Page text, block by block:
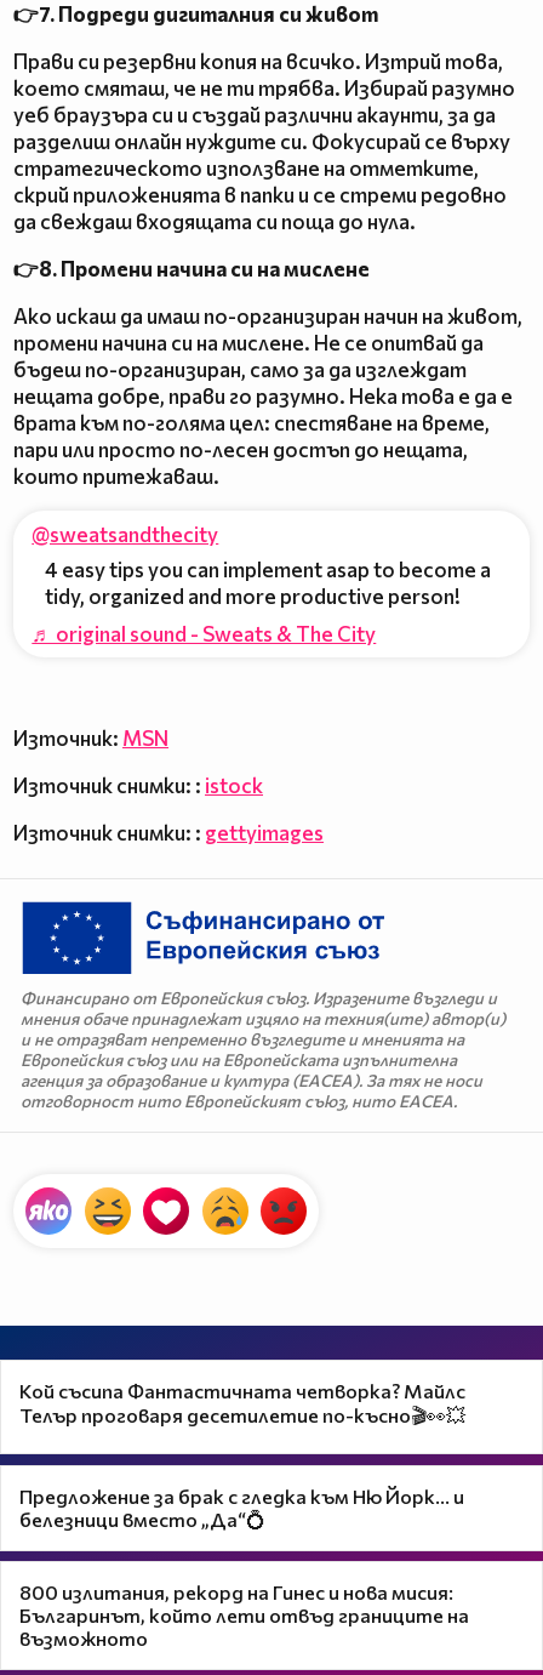
👉7. Подреди дигиталния си живот
Прави си резервни копия на всичко. Изтрий това,
което смяташ, че не ти трябва. Избирай разумно
уеб браузъра си и създай различни акаунти, за да
разделиш онлайн нуждите си. Фокусирай се върху
стратегическото използване на отметките,
скрий приложенията в папки и се стреми редовно
да свеждаш входящата си поща до нула.
👉8. Промени начина си на мислене
Ако искаш да имаш по-организиран начин на живот,
промени начина си на мислене. Не се опитвай да
бъдеш по-организиран, само за да изглеждат
нещата добре, прави го разумно. Нека това е да е
врата към по-голяма цел: спестяване на време,
пари или просто по-лесен достъп до нещата,
които притежаваш.
@sweatsandthecity
4 easy tips you can implement asap to become a
tidy, organized and more productive person!
♬ original sound - Sweats & The City
Източник: MSN
Източник снимки: : istock
Източник снимки: : gettyimages
Финансирано от Европейския съюз. Изразените възгледи и
мнения обаче принадлежат изцяло на техния(ите) автор(и)
и не отразяват непременно възгледите и мненията на
Европейския съюз или на Европейската изпълнителна
агенция за образование и култура (EACEA). За тях не носи
отговорност нито Европейският съюз, нито EACEA.
Кой съсипа Фантастичната четворка? Майлс
Телър проговаря десетилетие по-късно🎬👀💥
Предложение за брак с гледка към Ню Йорк... и
белезници вместо „Да“💍
800 излитания, рекорд на Гинес и нова мисия:
Българинът, който лети отвъд границите на
възможното